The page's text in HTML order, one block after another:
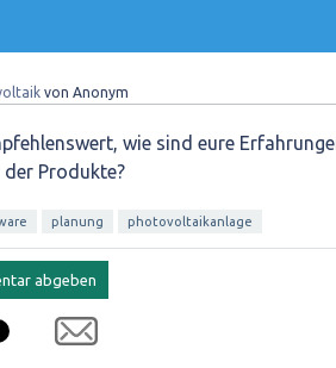
von Anonym
wie sind eure
Produkte?
planung photovoltaikanlage